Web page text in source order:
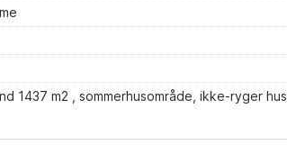
1437 m2 , sommerhusområde, ikke-ryger hus